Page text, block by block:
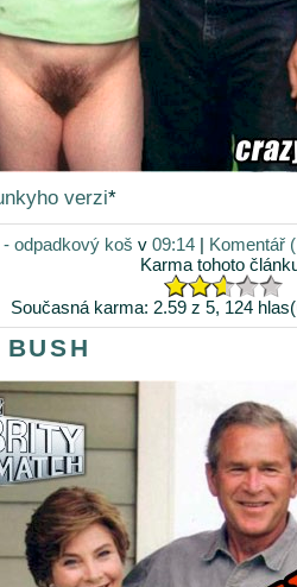
verzi*
- odpadkový koš v 09:14| Komentář
Karma tohoto
Současná karma: 2.59 z 5, 124